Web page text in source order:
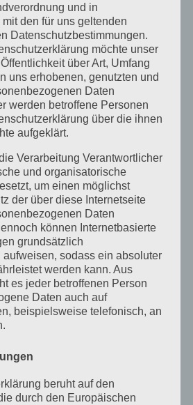
und in
den für uns geltenden
Datenschutzbestimmungen.
möchte unser
über Art, Umfang
uns erhobenen, genutzten und
Daten
werden betroffene Personen
über die ihnen
aufgeklärt.
Verarbeitung Verantwortlicher
und organisatorische
um einen möglichst
der über diese Internetseite
Daten
können Internetbasierte
grundsätzlich
sodass ein absoluter
werden kann. Aus
es jeder betroffenen Person
Daten auch auf
beispielsweise telefonisch, an
beruht auf den
durch den Europäischen